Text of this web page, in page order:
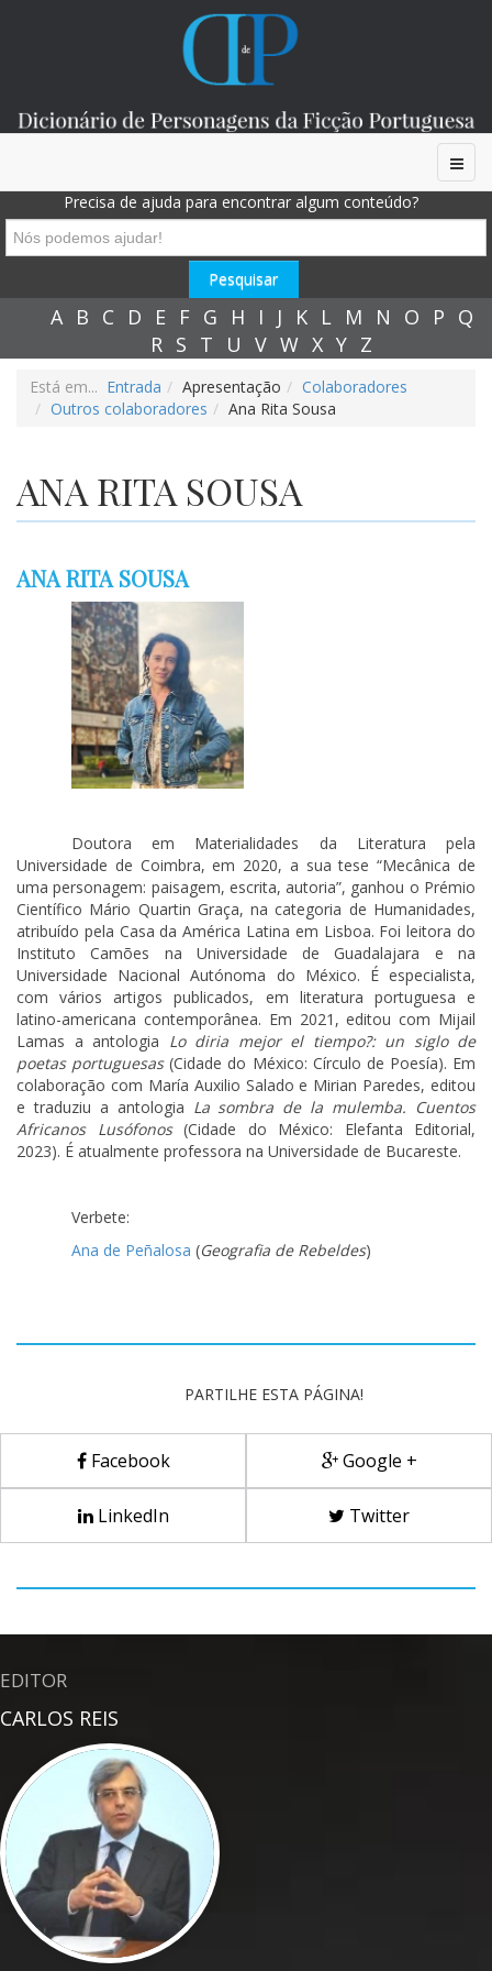
Precisa de ajuda para encontrar algum conteúdo?
A B C D E F G H I J K L M N O P Q
R S T U V W X Y Z
Está em... Entrada Apresentação
Colaboradores
Outros colaboradores
Ana Rita Sousa
ANA RITA SOUSA
ANA RITA SOUSA
Doutora em Materialidades da Literatura pela
Universidade de Coimbra, em 2020, a sua tese “Mecânica de
uma personagem: paisagem, escrita, autoria”, ganhou o Prémio
Científico Mário Quartin Graça, na categoria de Humanidades,
atribuído pela Casa da América Latina em Lisboa. Foi leitora do
Instituto Camões na Universidade de Guadalajara e na
Universidade Nacional Autónoma do México. É especialista,
com vários artigos publicados, em literatura portuguesa e
latino-americana contemporânea. Em 2021, editou com Mijail
Lamas a antologia Lo diria mejor el tiempo?: un siglo de
poetas portuguesas(Cidade do México: Círculo de Poesía). Em
colaboração com María Auxilio Salado e Mirian Paredes, editou
e traduziu a antologia La sombra de la mulemba. Cuentos
Africanos Lusófonos(Cidade do México: Elefanta Editorial,
2023). É atualmente professora na Universidade de Bucareste.
Verbete:
Ana de Peñalosa (Geografia de Rebeldes)
PARTILHE ESTA PÁGINA!
Facebook Google +
LinkedIn Twitter
EDITOR
CARLOS REIS